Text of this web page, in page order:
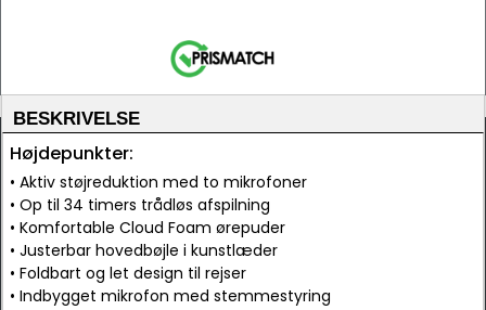
BESKRIVELSE
Højdepunkter:
• Aktiv støjreduktion med to mikrofoner
• Op til 34 timers trådløs afspilning
• Komfortable Cloud Foam ørepuder
• Justerbar hovedbøjle i kunstlæder
• Foldbart og let design til rejser
• Indbygget mikrofon med stemmestyring